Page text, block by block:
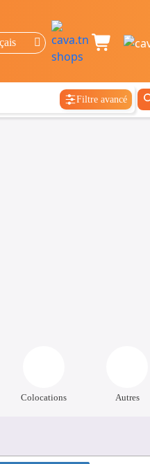
Filtre avancé
Colocations Autres